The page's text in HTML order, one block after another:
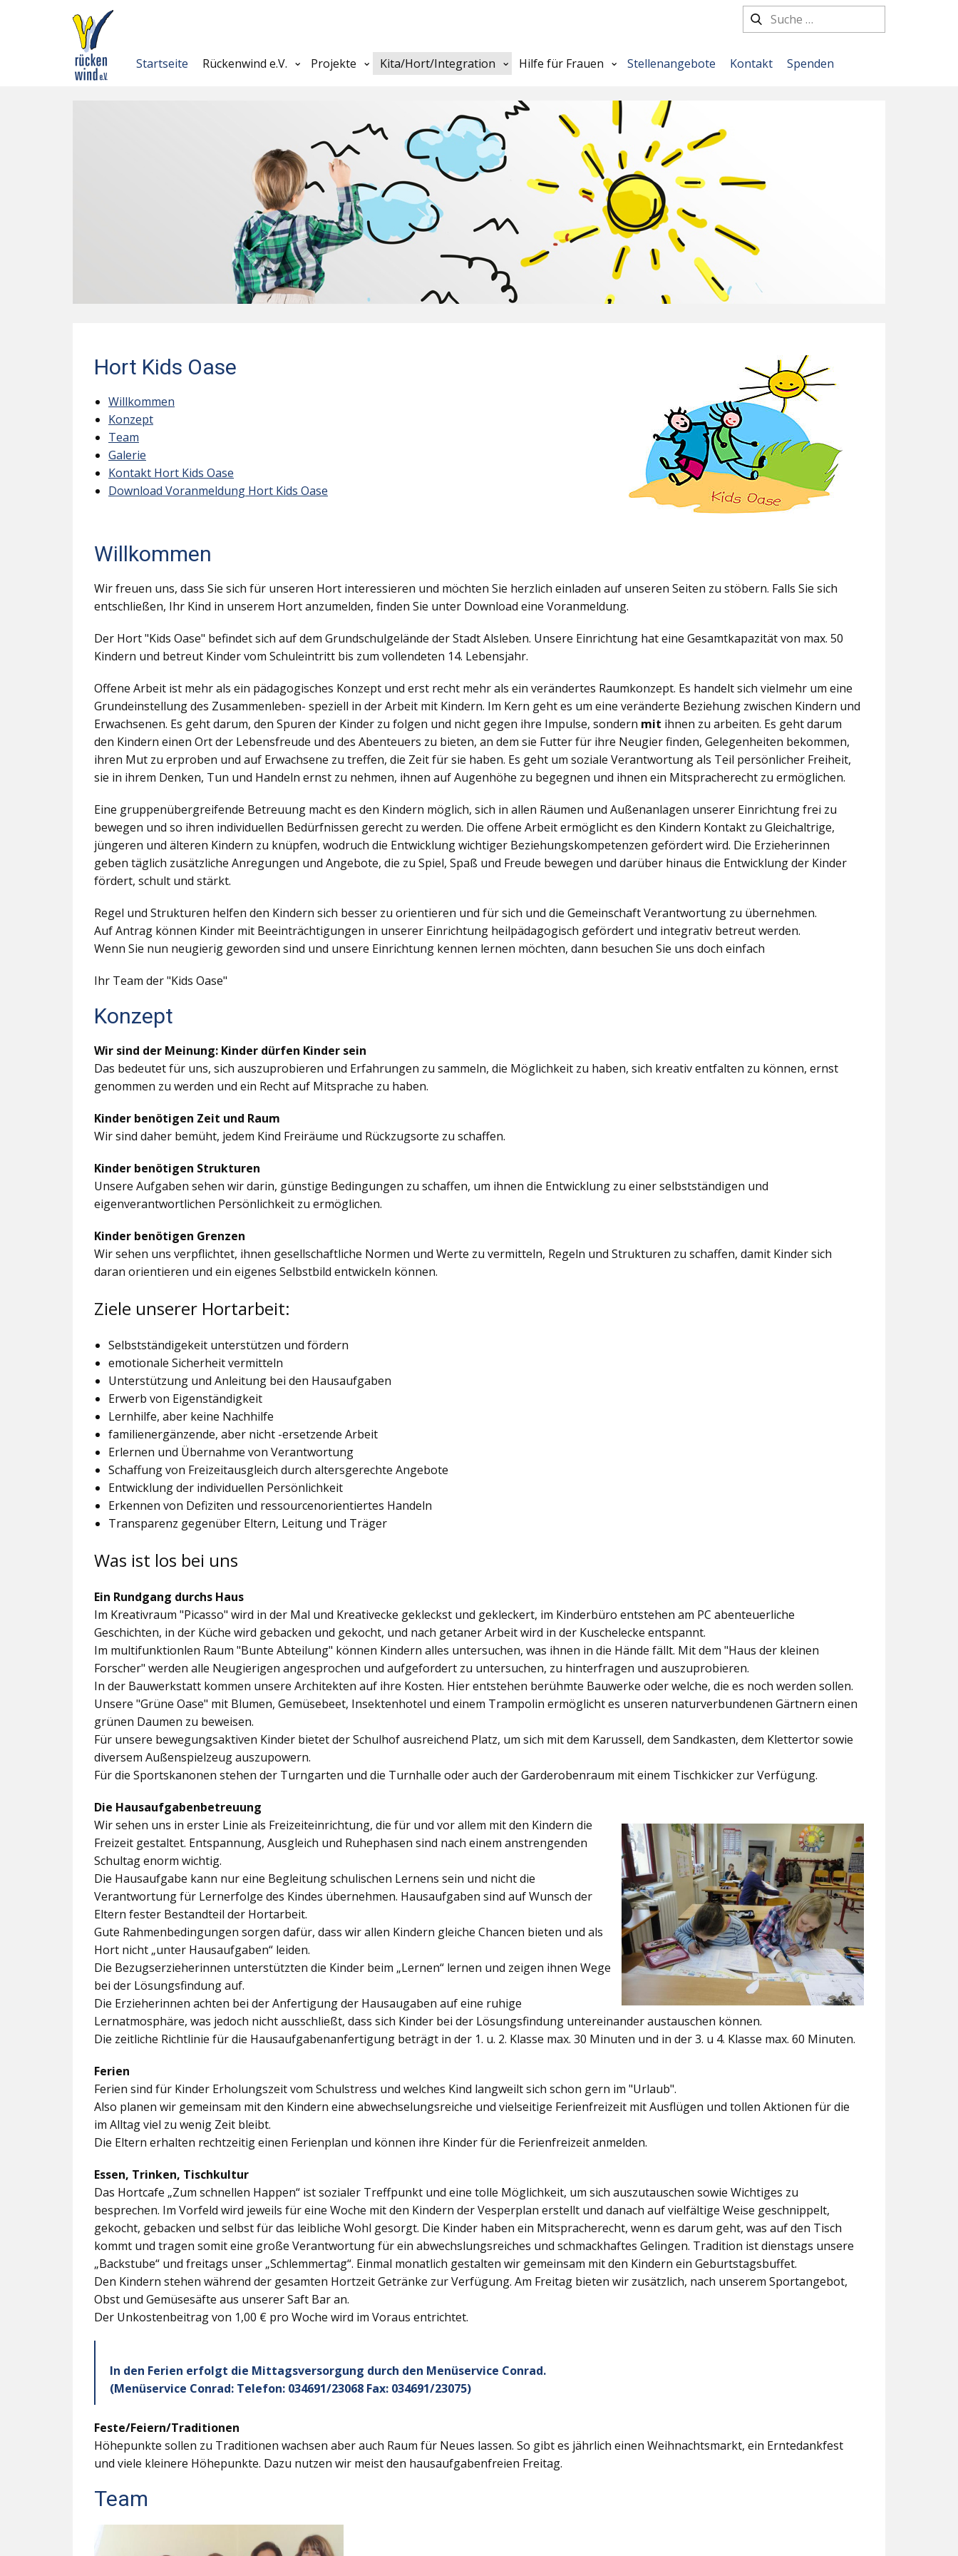
Startseite Rückenwind e.V. Projekte Kita/Hort/Integration Hilfe für Frauen Stellenangebote Kontakt Spenden
Hort Kids Oase
Willkommen
Konzept
Team
Galerie
Kontakt Hort Kids Oase
Download Voranmeldung Hort Kids Oase
Willkommen
Wir freuen uns, dass Sie sich für unseren Hort interessieren und möchten Sie herzlich einladen auf unseren Seiten zu stöbern. Falls Sie sich
entschließen, Ihr Kind in unserem Hort anzumelden, finden Sie unter Download eine Voranmeldung.
Der Hort "Kids Oase" befindet sich auf dem Grundschulgelände der Stadt Alsleben. Unsere Einrichtung hat eine Gesamtkapazität von max. 50
Kindern und betreut Kinder vom Schuleintritt bis zum vollendeten 14. Lebensjahr.
Offene Arbeit ist mehr als ein pädagogisches Konzept und erst recht mehr als ein verändertes Raumkonzept. Es handelt sich vielmehr um eine
Grundeinstellung des Zusammenleben- speziell in der Arbeit mit Kindern. Im Kern geht es um eine veränderte Beziehung zwischen Kindern und
Erwachsenen. Es geht darum, den Spuren der Kinder zu folgen und nicht gegen ihre Impulse, sondern mit ihnen zu arbeiten. Es geht darum
den Kindern einen Ort der Lebensfreude und des Abenteuers zu bieten, an dem sie Futter für ihre Neugier finden, Gelegenheiten bekommen,
ihren Mut zu erproben und auf Erwachsene zu treffen, die Zeit für sie haben. Es geht um soziale Verantwortung als Teil persönlicher Freiheit,
sie in ihrem Denken, Tun und Handeln ernst zu nehmen, ihnen auf Augenhöhe zu begegnen und ihnen ein Mitspracherecht zu ermöglichen.
Eine gruppenübergreifende Betreuung macht es den Kindern möglich, sich in allen Räumen und Außenanlagen unserer Einrichtung frei zu
bewegen und so ihren individuellen Bedürfnissen gerecht zu werden. Die offene Arbeit ermöglicht es den Kindern Kontakt zu Gleichaltrige,
jüngeren und älteren Kindern zu knüpfen, wodruch die Entwicklung wichtiger Beziehungskompetenzen gefördert wird. Die Erzieherinnen
geben täglich zusätzliche Anregungen und Angebote, die zu Spiel, Spaß und Freude bewegen und darüber hinaus die Entwicklung der Kinder
fördert, schult und stärkt.
Regel und Strukturen helfen den Kindern sich besser zu orientieren und für sich und die Gemeinschaft Verantwortung zu übernehmen.
Auf Antrag können Kinder mit Beeinträchtigungen in unserer Einrichtung heilpädagogisch gefördert und integrativ betreut werden.
Wenn Sie nun neugierig geworden sind und unsere Einrichtung kennen lernen möchten, dann besuchen Sie uns doch einfach
Ihr Team der "Kids Oase"
Konzept
Wir sind der Meinung: Kinder dürfen Kinder sein
Das bedeutet für uns, sich auszuprobieren und Erfahrungen zu sammeln, die Möglichkeit zu haben, sich kreativ entfalten zu können, ernst
genommen zu werden und ein Recht auf Mitsprache zu haben.
Kinder benötigen Zeit und Raum
Wir sind daher bemüht, jedem Kind Freiräume und Rückzugsorte zu schaffen.
Kinder benötigen Strukturen
Unsere Aufgaben sehen wir darin, günstige Bedingungen zu schaffen, um ihnen die Entwicklung zu einer selbstständigen und
eigenverantwortlichen Persönlichkeit zu ermöglichen.
Kinder benötigen Grenzen
Wir sehen uns verpflichtet, ihnen gesellschaftliche Normen und Werte zu vermitteln, Regeln und Strukturen zu schaffen, damit Kinder sich
daran orientieren und ein eigenes Selbstbild entwickeln können.
Ziele unserer Hortarbeit:
Selbstständigekeit unterstützen und fördern
emotionale Sicherheit vermitteln
Unterstützung und Anleitung bei den Hausaufgaben
Erwerb von Eigenständigkeit
Lernhilfe, aber keine Nachhilfe
familienergänzende, aber nicht -ersetzende Arbeit
Erlernen und Übernahme von Verantwortung
Schaffung von Freizeitausgleich durch altersgerechte Angebote
Entwicklung der individuellen Persönlichkeit
Erkennen von Defiziten und ressourcenorientiertes Handeln
Transparenz gegenüber Eltern, Leitung und Träger
Was ist los bei uns
Ein Rundgang durchs Haus
Im Kreativraum "Picasso" wird in der Mal und Kreativecke gekleckst und gekleckert, im Kinderbüro entstehen am PC abenteuerliche
Geschichten, in der Küche wird gebacken und gekocht, und nach getaner Arbeit wird in der Kuschelecke entspannt.
Im multifunktionlen Raum "Bunte Abteilung" können Kindern alles untersuchen, was ihnen in die Hände fällt. Mit dem "Haus der kleinen
Forscher" werden alle Neugierigen angesprochen und aufgefordert zu untersuchen, zu hinterfragen und auszuprobieren.
In der Bauwerkstatt kommen unsere Architekten auf ihre Kosten. Hier entstehen berühmte Bauwerke oder welche, die es noch werden sollen.
Unsere "Grüne Oase" mit Blumen, Gemüsebeet, Insektenhotel und einem Trampolin ermöglicht es unseren naturverbundenen Gärtnern einen
grünen Daumen zu beweisen.
Für unsere bewegungsaktiven Kinder bietet derSchulhofausreichend Platz, um sich mit dem Karussell, dem Sandkasten, dem Klettertor sowie
diversem Außenspielzeug auszupowern.
Für die Sportskanonen stehen der Turngarten und die Turnhalle oder auch derGarderobenraum mit einem Tischkicker zur Verfügung.
Die Hausaufgabenbetreuung
Wir sehen uns in erster Linie als Freizeiteinrichtung, die für und vor allem mit den Kindern die
Freizeit gestaltet. Entspannung, Ausgleich und Ruhephasen sind nach einem anstrengenden
Schultag enorm wichtig.
Die Hausaufgabe kann nur eine Begleitung schulischen Lernens sein und nicht die
Verantwortung für Lernerfolge des Kindes übernehmen. Hausaufgaben sind auf Wunsch der
Eltern fester Bestandteil der Hortarbeit.
Gute Rahmenbedingungen sorgen dafür, dass wir allen Kindern gleiche Chancen bieten und als
Hort nicht „unter Hausaufgaben“ leiden.
Die Bezugserzieherinnen unterstützten die Kinder beim „Lernen“ lernen und zeigen ihnen Wege
bei der Lösungsfindung auf.
Die Erzieherinnen achten bei der Anfertigung der Hausaugaben auf eine ruhige
Lernatmosphäre, was jedoch nicht ausschließt, dass sich Kinder bei der Lösungsfindung untereinander austauschen können.
Die zeitliche Richtlinie für die Hausaufgabenanfertigung beträgt in der 1. u. 2. Klasse max. 30 Minuten und in der 3. u 4. Klasse max. 60 Minuten.
Ferien
Ferien sind für Kinder Erholungszeit vom Schulstress und welches Kind langweilt sich schon gern im "Urlaub".
Also planen wir gemeinsam mit den Kindern eine abwechselungsreiche und vielseitige Ferienfreizeit mit Ausflügen und tollen Aktionen für die
im Alltag viel zu wenig Zeit bleibt.
Die Eltern erhalten rechtzeitig einen Ferienplan und können ihre Kinder für die Ferienfreizeit anmelden.
Essen, Trinken, Tischkultur
Das Hortcafe „Zum schnellen Happen“ ist sozialer Treffpunkt und eine tolle Möglichkeit, um sich auszutauschen sowie Wichtiges zu
besprechen. Im Vorfeld wird jeweils für eine Woche mit den Kindern der Vesperplan erstellt und danach auf vielfältige Weise geschnippelt,
gekocht, gebacken und selbst für das leibliche Wohl gesorgt. Die Kinder haben ein Mitspracherecht, wenn es darum geht, was auf den Tisch
kommt und tragen somit eine große Verantwortung für ein abwechslungsreiches und schmackhaftes Gelingen. Tradition ist dienstags unsere
„Backstube“ und freitags unser „Schlemmertag“. Einmal monatlich gestalten wir gemeinsam mit den Kindern ein Geburtstagsbuffet.
Den Kindern stehen während der gesamten Hortzeit Getränke zur Verfügung. Am Freitag bieten wir zusätzlich, nach unserem Sportangebot,
Obst und Gemüsesäfte aus unserer Saft Bar an.
Der Unkostenbeitrag von 1,00 € pro Woche wird im Voraus entrichtet.
In den Ferien erfolgt die Mittagsversorgung durch den Menüservice Conrad.
(Menüservice Conrad: Telefon: 034691/23068 Fax: 034691/23075)
Feste/Feiern/Traditionen
Höhepunkte sollen zu Traditionen wachsen aber auch Raum für Neues lassen. So gibt es jährlich einen Weihnachtsmarkt, ein Erntedankfest
und viele kleinere Höhepunkte. Dazu nutzen wir meist den hausaufgabenfreien Freitag.
Team